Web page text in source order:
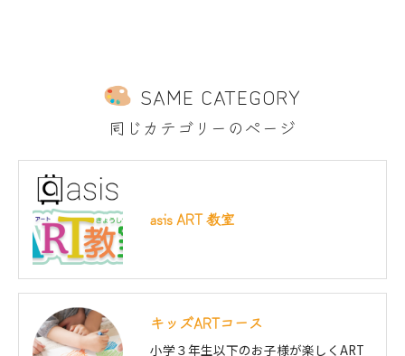
同じカテゴリーのページ
SAME CATEGORY
asis ART 教室
キッズARTコース
小学３年生以下のお子様が楽しくART